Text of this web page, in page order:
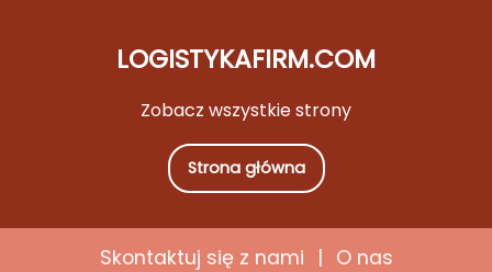
Zobacz wszystkie strony
LOGISTYKAFIRM.COM
Strona główna
Skontaktuj się z nami | O nas